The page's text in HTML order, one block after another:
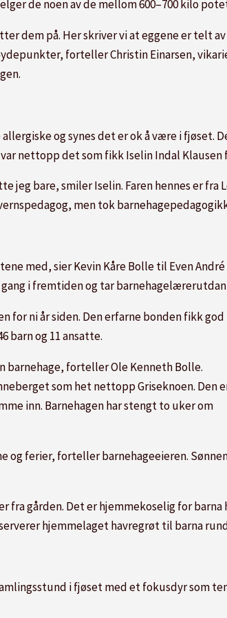
de noen av de mellom 600–700 kilo
dem på. Her skriver vi at eggene er telt
forteller Christin Einarsen,
og synes det er ok å være i fjøset.
nettopp det som fikk Iselin Indal Klausen
jeg bare, smiler Iselin. Faren hennes er
men tok
med, sier Kevin Kåre Bolle til Even
i fremtiden og tar
for ni år siden. Den erfarne bonden fikk
barn og 11 ansatte.
barnehage, forteller Ole Kenneth Bolle.
som het nettopp Griseknoen. Den
inn. Barnehagen har stengt to uker om
og ferier, forteller barnehageeieren.
fra gården. Det er hjemmekoselig for
hjemmelaget havregrøt til barna
i fjøset med et fokusdyr som